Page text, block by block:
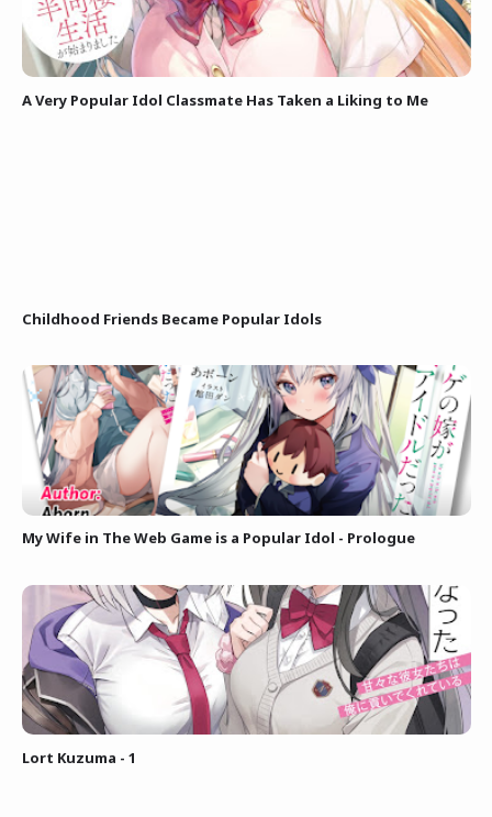
A Very Popular Idol Classmate Has Taken a Liking to Me
Childhood Friends Became Popular Idols
My Wife in The Web Game is a Popular Idol - Prologue
Lort Kuzuma - 1